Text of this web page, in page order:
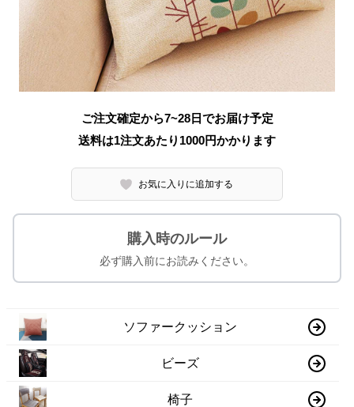
ご注文確定から7~28日でお届け予定
送料は1注文あたり 1000円かかります
お気に入りに追加する
購入時のルール
必ず購入前にお読みください。
ソファークッション
ビーズ
椅子